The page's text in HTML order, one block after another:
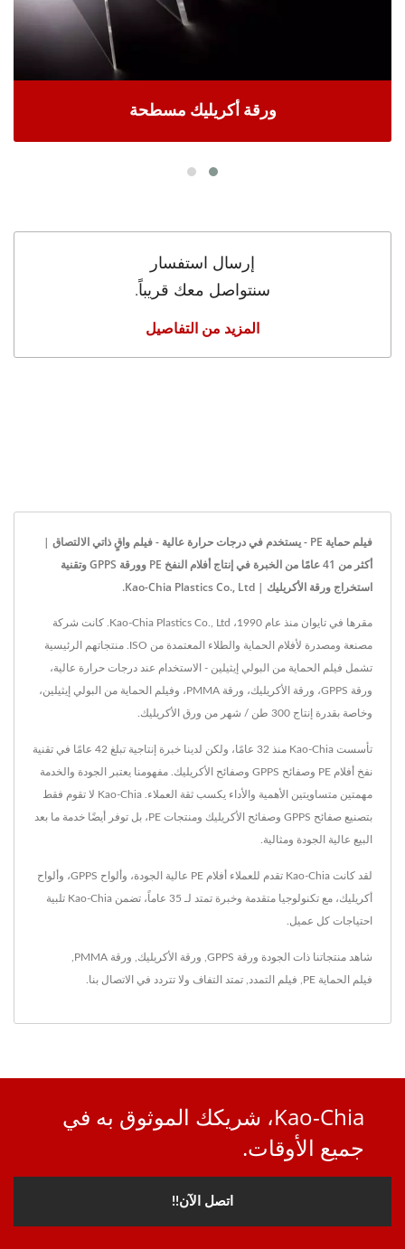
ورقة أكريليك مسطحة
إرسال استفسار
سنتواصل معك قريباً.
المزيد من التفاصيل
فيلم حماية PE - يستخدم في درجات حرارة عالية - فيلم واقٍ ذاتي الالتصاق |
أكثر من 41 عامًا من الخبرة في إنتاج أفلام النفخ PE وورقة GPPS وتقنية
استخراج ورقة الأكريليك | Kao-Chia Plastics Co., Ltd.
مقرها في تايوان منذ عام 1990، Kao-Chia Plastics Co., Ltd. كانت شركة
مصنعة ومصدرة لأفلام الحماية والطلاء المعتمدة من ISO. منتجاتهم الرئيسية
تشمل فيلم الحماية من البولي إيثيلين - الاستخدام عند درجات حرارة عالية،
ورقة GPPS، ورقة الأكريليك، ورقة PMMA، وفيلم الحماية من البولي إيثيلين،
وخاصة بقدرة إنتاج 300 طن / شهر من ورق الأكريليك.
تأسست Kao-Chia منذ 32 عامًا، ولكن لدينا خبرة إنتاجية تبلغ 42 عامًا في تقنية
نفخ أفلام PE وصفائح GPPS وصفائح الأكريليك. مفهومنا يعتبر الجودة والخدمة
مهمتين متساويتين الأهمية والأداء يكسب ثقة العملاء. Kao-Chia لا تقوم فقط
بتصنيع صفائح GPPS وصفائح الأكريليك ومنتجات PE، بل توفر أيضًا خدمة ما بعد
البيع عالية الجودة ومثالية.
لقد كانت Kao-Chia تقدم للعملاء أفلام PE عالية الجودة، وألواح GPPS، وألواح
أكريليك، مع تكنولوجيا متقدمة وخبرة تمتد لـ 35 عاماً، تضمن Kao-Chia تلبية
احتياجات كل عميل.
شاهد منتجاتنا ذات الجودة ورقة GPPS ورقة الأكريليك ورقة PMMA
فيلم الحماية PE فيلم التمدد تمتد التفاف ولا تتردد في الاتصال بنا
Kao-Chia، شريكك الموثوق به في
جميع الأوقات.
اتصل الآن!!